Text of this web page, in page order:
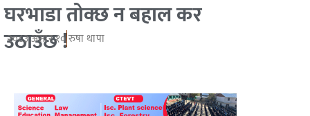
घरभाडा तोक्छ न बहाल कर
उठाउँछ !
२०८३ असार १०रुषा थापा